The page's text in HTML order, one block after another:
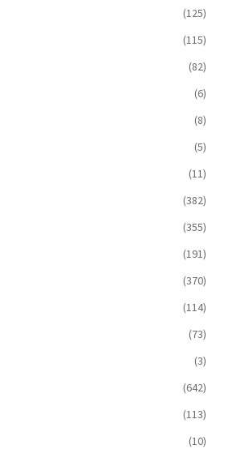
(125)
(115)
(82)
(6)
(8)
(5)
(11)
(382)
(355)
(191)
(370)
(114)
(73)
(3)
(642)
(113)
(10)